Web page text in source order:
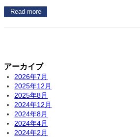
Read more
アーカイブ
2026年7月
2025年12月
2025年8月
2024年12月
2024年8月
2024年4月
2024年2月